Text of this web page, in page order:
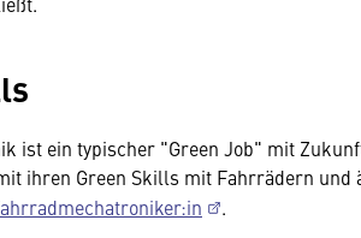
ist ein typischer "Green Job" mit
ihren Green Skills mit Fahrrädern
.